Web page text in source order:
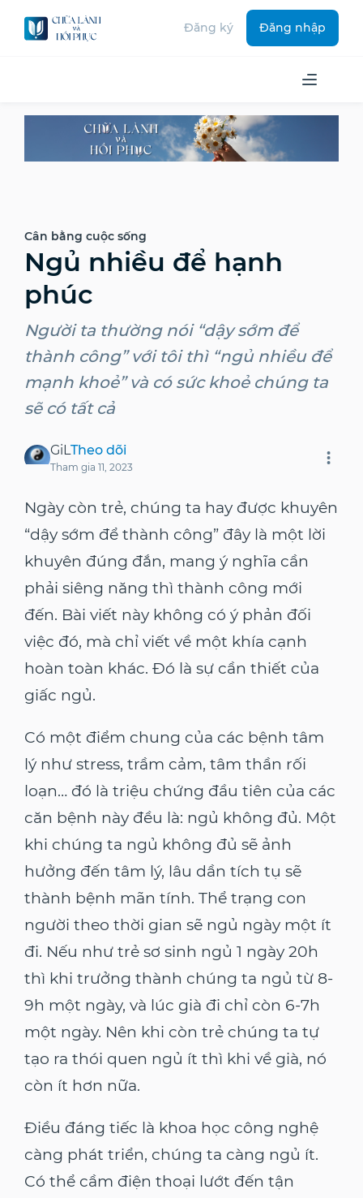
Đăng ký Đăng nhập
Cân bằng cuộc sống
Ngủ nhiều để hạnh
phúc
Người ta thường nói “dậy sớm để
thành công” với tôi thì “ngủ nhiều để
mạnh khoẻ” và có sức khoẻ chúng ta
sẽ có tất cả
GiLTheo dõi
Tham gia 11, 2023
Ngày còn trẻ, chúng ta hay được khuyên
“dậy sớm để thành công” đây là một lời
khuyên đúng đắn, mang ý nghĩa cần
phải siêng năng thì thành công mới
đến. Bài viết này không có ý phản đối
việc đó, mà chỉ viết về một khía cạnh
hoàn toàn khác. Đó là sự cần thiết của
giấc ngủ.
Có một điểm chung của các bệnh tâm
lý như stress, trầm cảm, tâm thần rối
loạn… đó là triệu chứng đầu tiên của các
căn bệnh này đều là: ngủ không đủ. Một
khi chúng ta ngủ không đủ sẽ ảnh
hưởng đến tâm lý, lâu dần tích tụ sẽ
thành bệnh mãn tính. Thể trạng con
người theo thời gian sẽ ngủ ngày một ít
đi. Nếu như trẻ sơ sinh ngủ 1 ngày 20h
thì khi trưởng thành chúng ta ngủ từ 8-
9h một ngày, và lúc già đi chỉ còn 6-7h
một ngày. Nên khi còn trẻ chúng ta tự
tạo ra thói quen ngủ ít thì khi về già, nó
còn ít hơn nữa.
Điều đáng tiếc là khoa học công nghệ
càng phát triển, chúng ta càng ngủ ít.
Có thể cầm điện thoại lướt đến tận